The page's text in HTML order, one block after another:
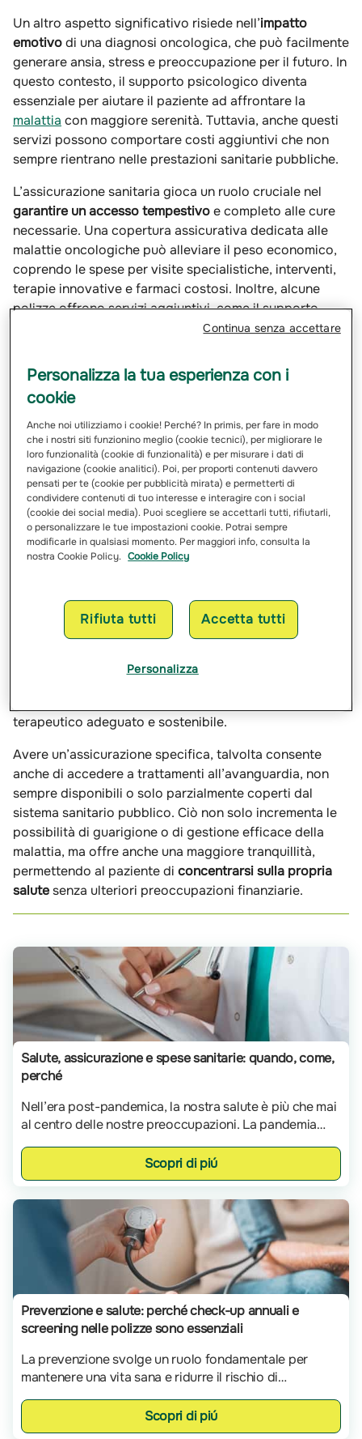
Un altro aspetto significativo risiede nell’impatto
emotivodi una diagnosi oncologica, che può facilmente
generare ansia, stress e preoccupazione per il futuro. In
questo contesto, il supporto psicologico diventa
essenziale per aiutare il paziente ad affrontare la
malattia con maggiore serenità. Tuttavia, anche questi
servizi possono comportare costi aggiuntivi che non
sempre rientrano nelle prestazioni sanitarie pubbliche.
L’assicurazione sanitaria gioca un ruolo cruciale nel
garantire un accesso tempestivoe completo alle cure
necessarie. Una copertura assicurativa dedicata alle
malattie oncologiche può alleviare il peso economico,
coprendo le spese per visite specialistiche, interventi,
terapie innovative e farmaci costosi. Inoltre, alcune
polizze offrono servizi aggiuntivi, come il supporto
psicologico, l’assistenza domiciliare e il rimborso delle
della vita del paziente.
Cosa include la garanzia per cure
oncologiche
Le polizze sanitarie che includono la garanzia per le
cure oncologicheoffrono una copertura completa che
include visite specialistiche, esami diagnostici e
monitoraggio continuo della malattia. Garantiscono
accesso a terapie farmacologiche, comprese quelle
innovative e personalizzate, interventi chirurgici e
chemioterapia. Spesso prevedono ilrimborso delle
per l’assistenza domiciliare,supporto
psicologicoe servizi di consulenza. Alcune polizze
offrono anche l’accesso a centri di eccellenza e
terapeutico adeguato e sostenibile.
Avere un’assicurazione specifica, talvolta consente
anche di accedere a trattamenti all’avanguardia, non
sempre disponibili o solo parzialmente coperti dal
sistema sanitario pubblico. Ciò non solo incrementa le
possibilità di guarigione o di gestione efficace della
malattia, ma offre anche una maggiore tranquillità,
permettendo al paziente di concentrarsi sulla propria
salute senza ulteriori preoccupazioni finanziarie.
Salute, assicurazione e spese sanitarie: quando, come,
perché
Nell’era post-pandemica, la nostra salute è più che mai
al centro delle nostre preoccupazioni. La pandemia
globale ha scosso il mondo, portando a una maggiore
consapevolezza sull’importanza di una copertura
sanitaria solida e un’attenzione crescente alla
prevenzione e al benessere personale.
Scopri di piú
Prevenzione e salute: perché check-up annuali e
screening nelle polizze sono essenziali
La prevenzione svolge un ruolo fondamentale per
mantenere una vita sana e ridurre il rischio di
sviluppare delle malattie. Adottare abitudini salutari,
come una dieta equilibrata, l’attività fisica regolare e il
controllo dello stress, aiuta a preservare il benessere
Scopri di piú
Personalizza la tua esperienza con i
cookie
Anche noi utilizziamo i cookie! Perché? In primis, per fare in modo
che i nostri siti funzionino meglio (cookie tecnici), per migliorare le
loro funzionalità (cookie di funzionalità) e per misurare i dati di
navigazione (cookie analitici). Poi, per proporti contenuti davvero
pensati per te (cookie per pubblicità mirata) e permetterti di
condividere contenuti di tuo interesse e interagire con i social
(cookie dei social media). Puoi scegliere se accettarli tutti, rifiutarli,
o personalizzare le tue impostazioni cookie. Potrai sempre
modificarle in qualsiasi momento. Per maggiori info, consulta la
nostra Cookie Policy. Cookie Policy
Rifiuta tutti Accetta tutti
Personalizza
Continua senza accettare